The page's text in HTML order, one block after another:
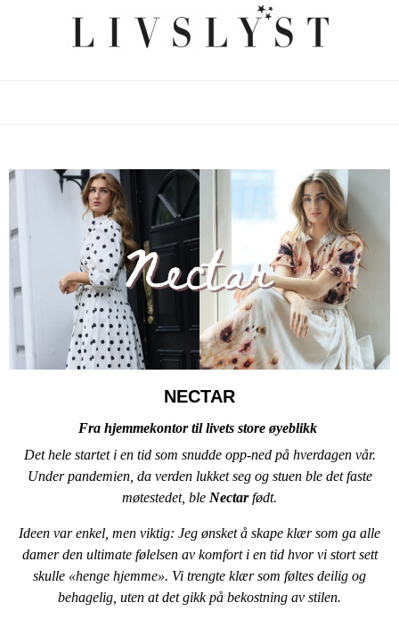
NECTAR
Fra hjemmekontor til livets store øyeblikk
Det hele startet i en tid som snudde opp-ned på hverdagen vår.
Under pandemien, da verden lukket seg og stuen ble det faste
møtestedet, ble Nectarfødt.
Ideen var enkel, men viktig: Jeg ønsket å skape klær som ga alle
damer den ultimate følelsen av komfort i en tid hvor vi stort sett
skulle «henge hjemme». Vi trengte klær som føltes deilig og
behagelig, uten at det gikk på bekostning av stilen.